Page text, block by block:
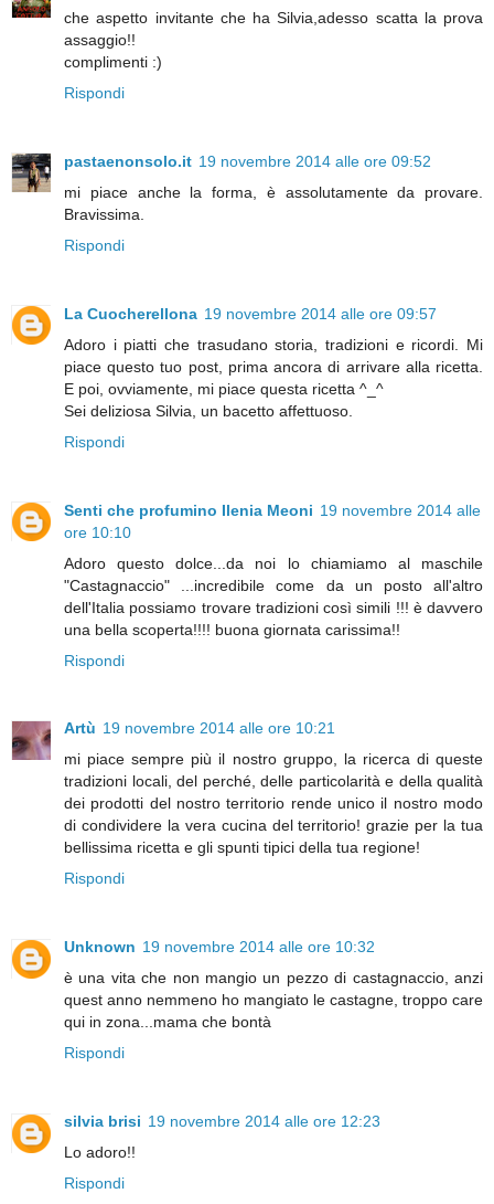
che aspetto invitante che ha Silvia,adesso scatta la prova
assaggio!!
complimenti :)
Rispondi
pastaenonsolo.it 19 novembre 2014 alle ore 09:52
mi piace anche la forma, è assolutamente da provare.
Bravissima.
Rispondi
La Cuocherellona 19 novembre 2014 alle ore 09:57
Adoro i piatti che trasudano storia, tradizioni e ricordi. Mi
piace questo tuo post, prima ancora di arrivare alla ricetta.
E poi, ovviamente, mi piace questa ricetta ^_^
Sei deliziosa Silvia, un bacetto affettuoso.
Rispondi
Senti che profumino Ilenia Meoni 19 novembre 2014 alle
ore 10:10
Adoro questo dolce...da noi lo chiamiamo al maschile
"Castagnaccio" ...incredibile come da un posto all'altro
dell'Italia possiamo trovare tradizioni così simili !!! è davvero
una bella scoperta!!!! buona giornata carissima!!
Rispondi
Artù 19 novembre 2014 alle ore 10:21
mi piace sempre più il nostro gruppo, la ricerca di queste
tradizioni locali, del perché, delle particolarità e della qualità
dei prodotti del nostro territorio rende unico il nostro modo
di condividere la vera cucina del territorio! grazie per la tua
bellissima ricetta e gli spunti tipici della tua regione!
Rispondi
Unknown 19 novembre 2014 alle ore 10:32
è una vita che non mangio un pezzo di castagnaccio, anzi
quest anno nemmeno ho mangiato le castagne, troppo care
qui in zona...mama che bontà
Rispondi
silvia brisi 19 novembre 2014 alle ore 12:23
Lo adoro!!
Rispondi